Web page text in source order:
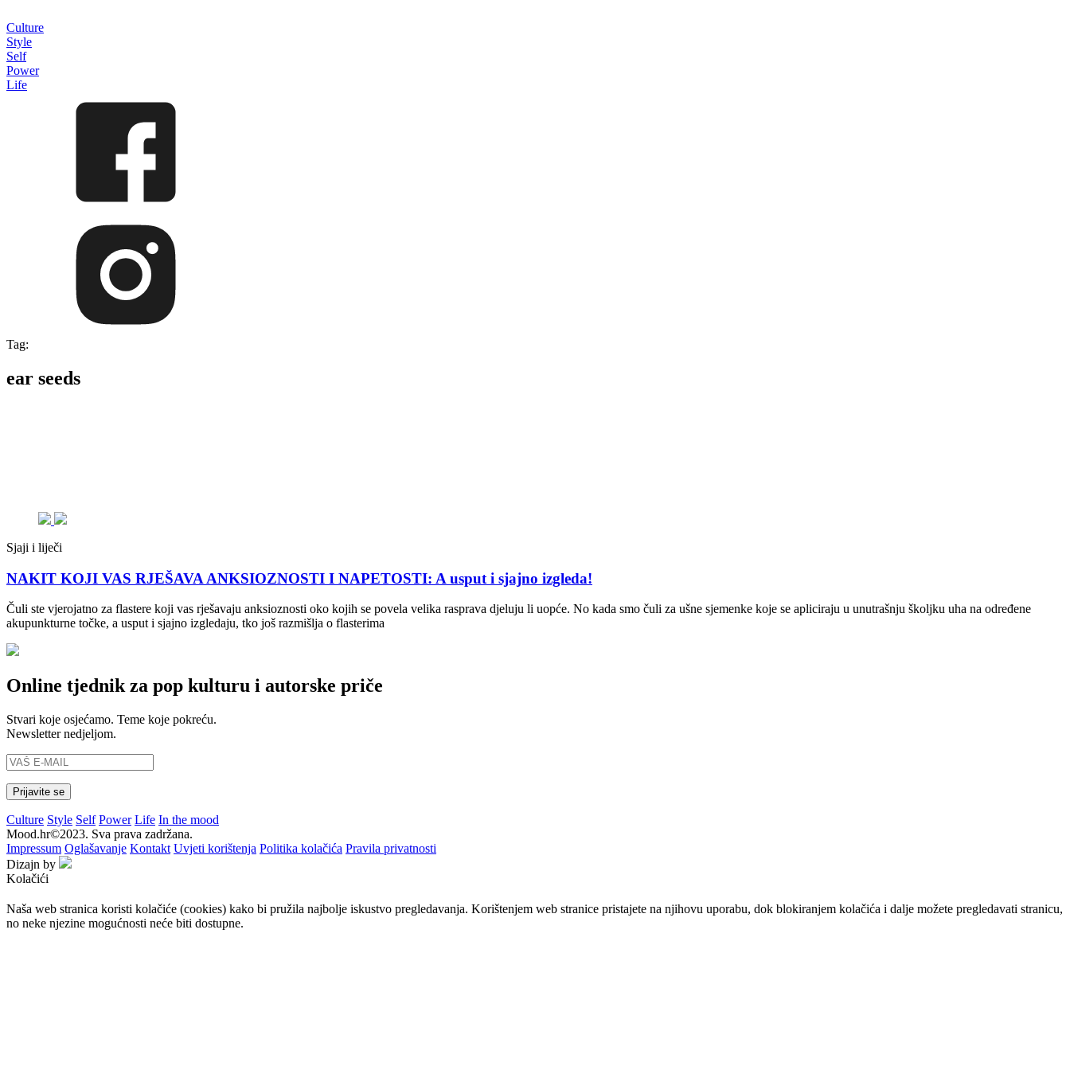
Culture
Style
Self
Power
Life
Tag:
ear seeds
Sjaji i liječi
NAKIT KOJI VAS RJEŠAVA ANKSIOZNOSTI I NAPETOSTI: A usput i sjajno izgleda!
Čuli ste vjerojatno za flastere koji vas rješavaju anksioznosti oko kojih se povela velika rasprava djeluju li uopće. No kada smo čuli za ušne sjemenke koje se apliciraju u unutrašnju školjku uha na određene
akupunkturne točke, a usput i sjajno izgledaju, tko još razmišlja o flasterima
Online tjednik za pop kulturu i autorske priče
Stvari koje osjećamo. Teme koje pokreću.
Newsletter nedjeljom.
Culture Style Self Power Life In the mood
Mood.hr©2023. Sva prava zadržana.
Impressum Oglašavanje Kontakt Uvjeti korištenja Politika kolačića Pravila privatnosti
Dizajn by
Kolačići
Naša web stranica koristi kolačiće (cookies) kako bi pružila najbolje iskustvo pregledavanja. Korištenjem web stranice pristajete na njihovu uporabu, dok blokiranjem kolačića i dalje možete pregledavati stranicu,
no neke njezine mogućnosti neće biti dostupne.